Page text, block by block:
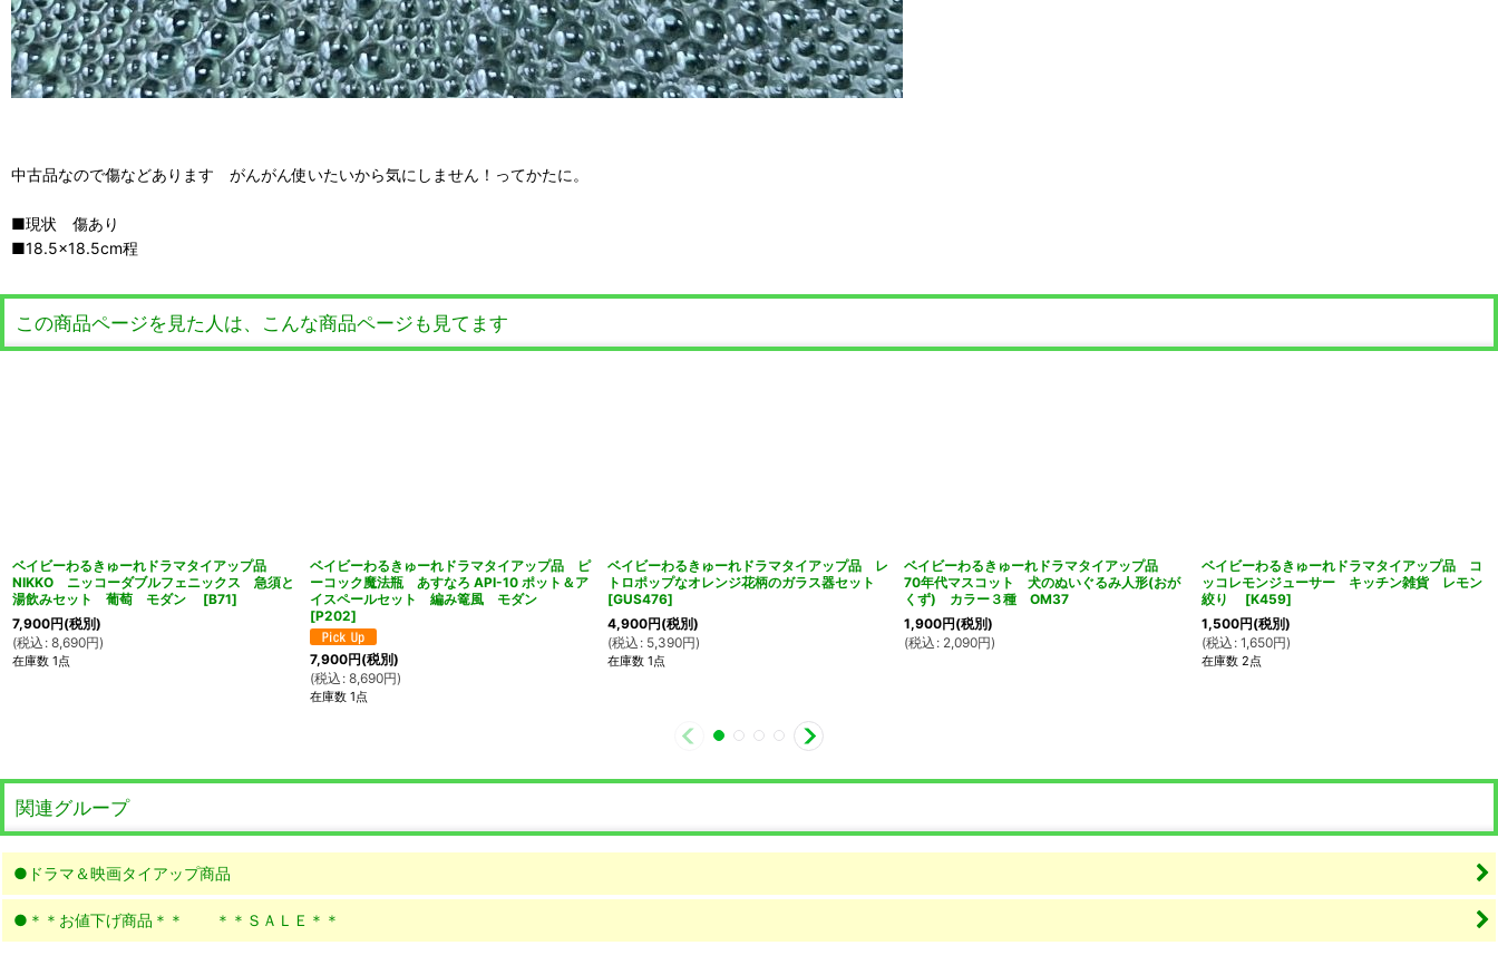
中古品なので傷などあります がんがん使いたいから気にしません！ってかたに。
■現状 傷あり
■18.5×18.5cm程
この商品ページを見た人は、こんな商品ページも見てます
ベイビーわるきゅーれドラマタイアップ品
NIKKO ニッコーダブルフェニックス 急須と
湯飲みセット 葡萄 モダン
[B71]
7,900円(税別)
(税込 : 8,690円)
在庫数 1点
ベイビーわるきゅーれドラマタイアップ品 ピ
ーコック魔法瓶 あすなろ API-10 ポット＆ア
イスペールセット 編み篭風 モダン
[P202]
7,900円(税別)
(税込 : 8,690円)
在庫数 1点
ベイビーわるきゅーれドラマタイアップ品 レ
トロポップなオレンジ花柄のガラス器セット
[GUS476]
4,900円(税別)
(税込 : 5,390円)
在庫数 1点
ベイビーわるきゅーれドラマタイアップ品
70年代マスコット 犬のぬいぐるみ人形(おが
くず) カラー３種 OM37
1,900円(税別)
(税込 : 2,090円)
ベイビーわるきゅーれドラマタイアップ品 コ
ッコレモンジューサー キッチン雑貨 レモン
絞り
[K459]
1,500円(税別)
(税込 : 1,650円)
在庫数 2点
関連グループ
●ドラマ＆映画タイアップ商品
●＊＊お値下げ商品＊＊ ＊＊ＳＡＬＥ＊＊